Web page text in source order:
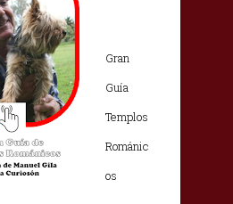
Gran
Guía
Templos
Románic
os